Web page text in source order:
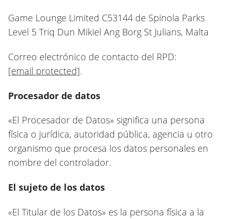
Game Lounge Limited C53144 de Spinola Parks
Level 5 Triq Dun Mikiel Ang Borg St Julians, Malta
Correo electrónico de contacto del RPD:
[email protected].
Procesador de datos
«El Procesador de Datos» significa una persona
física o jurídica, autoridad pública, agencia u otro
organismo que procesa los datos personales en
nombre del controlador.
El sujeto de los datos
«El Titular de los Datos» es la persona física a la